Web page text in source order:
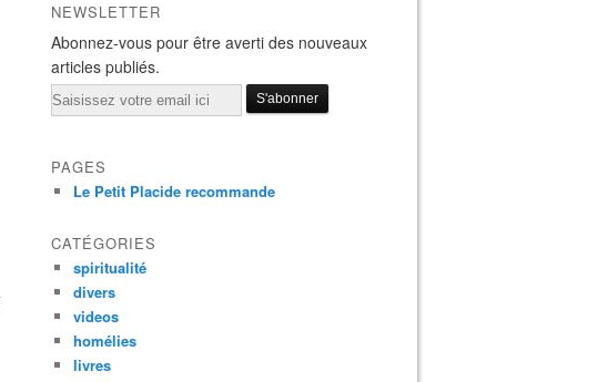
NEWSLETTER
Abonnez-vous pour être averti des nouveaux
articles publiés.
Email
PAGES
Le Petit Placide recommande
CATÉGORIES
spiritualité
divers
videos
homélies
livres